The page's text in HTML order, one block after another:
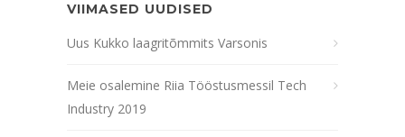
VIIMASED UUDISED
Uus Kukko laagritõmmits Varsonis
Meie osalemine Riia Tööstusmessil Tech
Industry 2019